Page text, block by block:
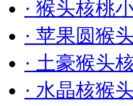
· 猴头核桃
· 苹果圆猴
· 土豪猴头
· 水晶核猴